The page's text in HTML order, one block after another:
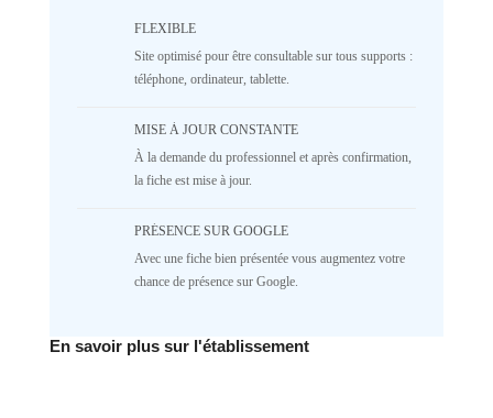
5
1
NR
parameter #1 ($separator) of type
array|string is deprecated in
1687
1
NR
Deprecated: implode(): Passing null to
FLEXIBLE
Site optimisé pour être consultable sur tous supports :
téléphone, ordinateur, tablette.
MISE À JOUR CONSTANTE
À la demande du professionnel et après confirmation,
la fiche est mise à jour.
PRÉSENCE SUR GOOGLE
Avec une fiche bien présentée vous augmentez votre
chance de présence sur Google.
En savoir plus sur l'établissement